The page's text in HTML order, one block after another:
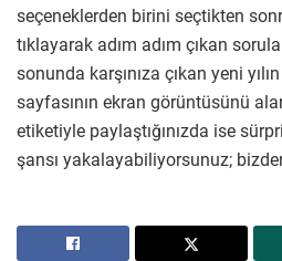
seçeneklerden birini seçtikten
tıklayarak adım adım çıkan
sonunda karşınıza çıkan yeni
sayfasının ekran görüntüsünü
etiketiyle paylaştığınızda ise
şansı yakalayabiliyorsunuz;